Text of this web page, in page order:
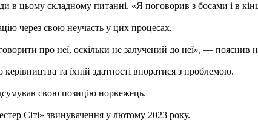
в цьому складному питанні. «Я поговорив з босами і в
через свою неучасть у цих процесах.
про неї, оскільки не залучений до неї», — пояснив
та їхній здатності впоратися з проблемою.
свою позицію норвежець.
Сіті» звинувачення у лютому 2023 року.